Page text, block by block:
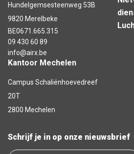
Hundelgemsesteenweg 53B
9820 Merelbeke
BE0671.665.315
09 430 60 89
info@airx.be
Kantoor Mechelen
Campus Schaliënhoevedreef
20T
2800 Mechelen
Schrijf je in op onze nieuwsbrief